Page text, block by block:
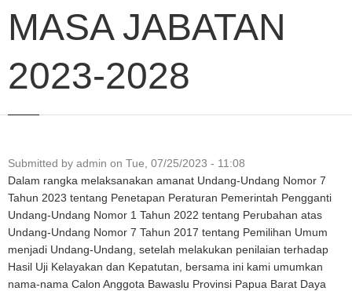
MASA JABATAN
2023-2028
Submitted by admin on Tue, 07/25/2023 - 11:08
Dalam rangka melaksanakan amanat Undang-Undang Nomor 7
Tahun 2023 tentang Penetapan Peraturan Pemerintah Pengganti
Undang-Undang Nomor 1 Tahun 2022 tentang Perubahan atas
Undang-Undang Nomor 7 Tahun 2017 tentang Pemilihan Umum
menjadi Undang-Undang, setelah melakukan penilaian terhadap
Hasil Uji Kelayakan dan Kepatutan, bersama ini kami umumkan
nama-nama Calon Anggota Bawaslu Provinsi Papua Barat Daya